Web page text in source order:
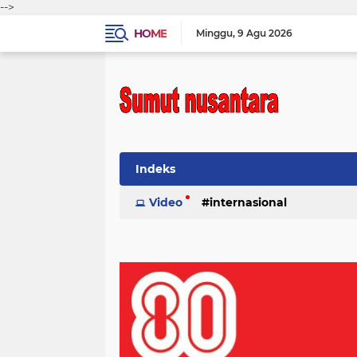
-->
HOME
Minggu 9 Agu 2026
Indeks
Video internasional